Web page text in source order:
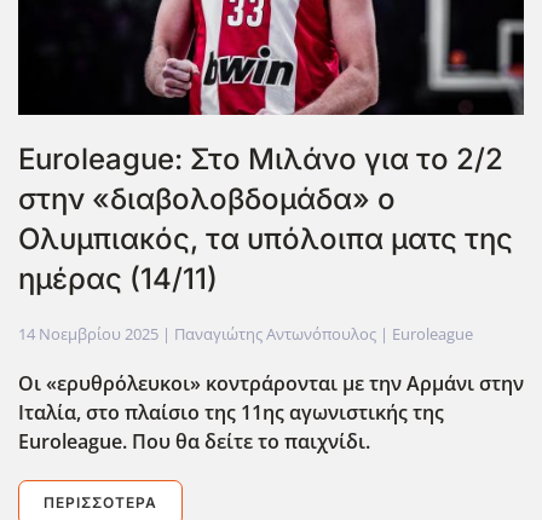
Euroleague: Στο Μιλάνο για το 2/2
στην «διαβολοβδομάδα» ο
Ολυμπιακός, τα υπόλοιπα ματς της
ημέρας (14/11)
14 Νοεμβρίου 2025 | Παναγιώτης Αντωνόπουλος | Euroleague
Οι «ερυθρόλευκοι» κοντράρονται με την Αρμάνι στην
Ιταλία, στο πλαίσιο της 11ης αγωνιστικής της
Euroleague. Που θα δείτε το παιχνίδι.
ΠΕΡΙΣΣΌΤΕΡΑ